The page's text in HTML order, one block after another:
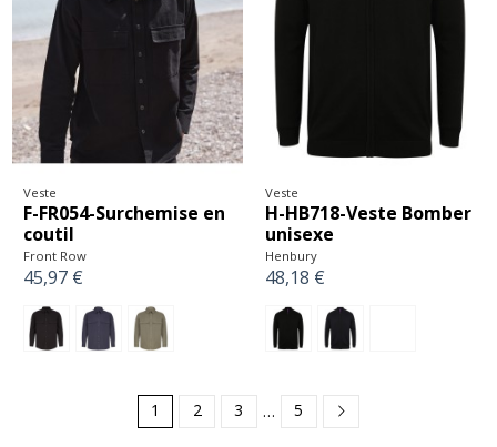
Veste
F-FR054-Surchemise en
coutil
Front Row
45,97 €
Veste
H-HB718-Veste Bomber
unisexe
Henbury
48,18 €
1 2 3 … 5